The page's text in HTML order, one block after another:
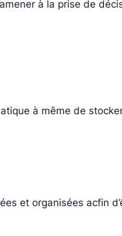
à la prise de
à même de
et organisées acfin